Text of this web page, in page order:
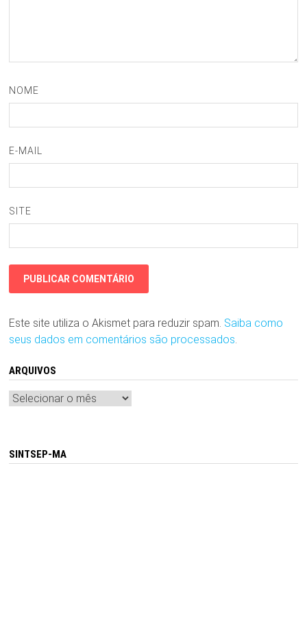
NOME
E-MAIL
SITE
Este site utiliza o Akismet para reduzir spam. Saiba como
seus dados em comentários são processados
ARQUIVOS
Arquivos
SINTSEP-MA